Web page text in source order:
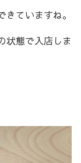
ていますね。
状態で入店しま